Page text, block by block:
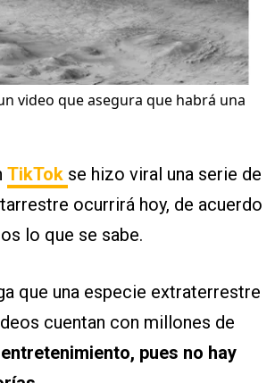
video que asegura que habrá una
TikTok se hizo viral una serie de
ocurrirá hoy, de acuerdo
lo que se sabe.
que una especie extraterrestre
cuentan con millones de
pues no hay